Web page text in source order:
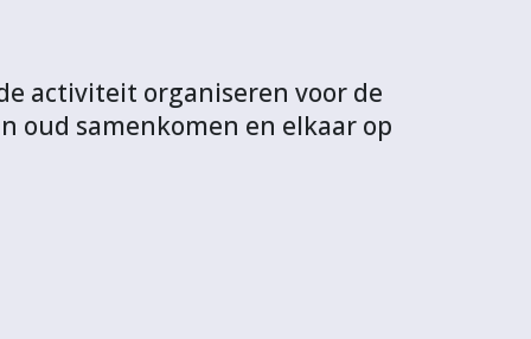
activiteit organiseren voor de
oud samenkomen en elkaar op